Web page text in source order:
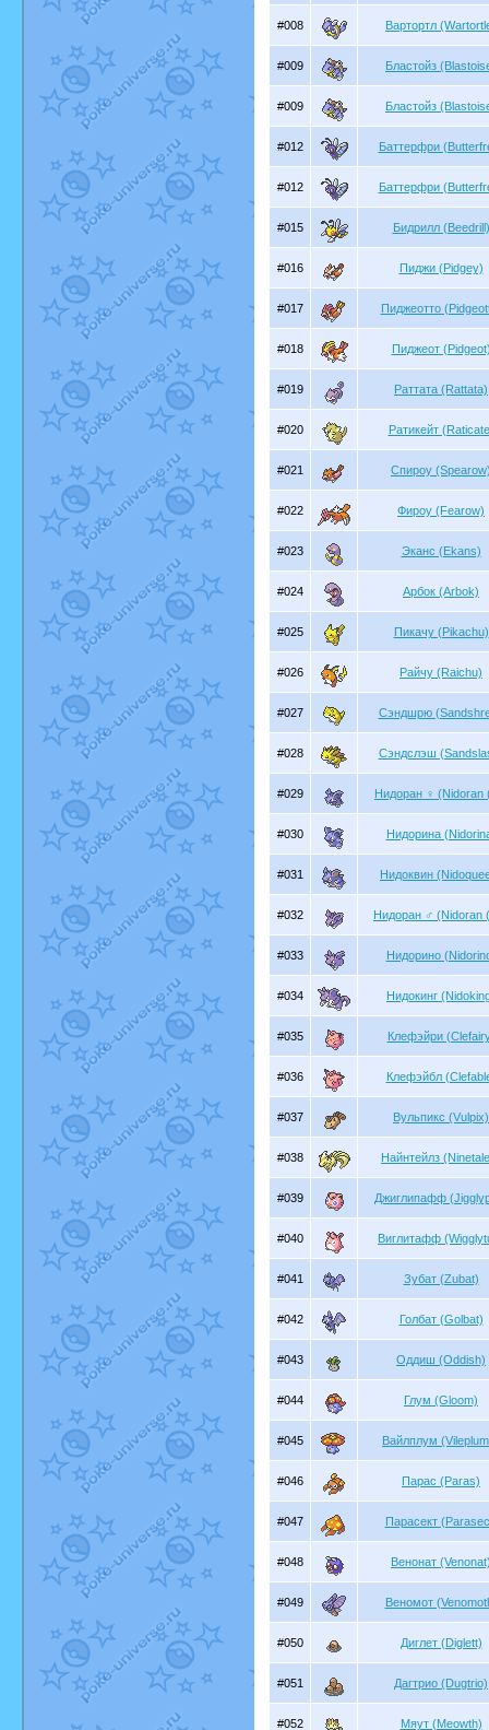
#008 Вартортл
#009 Бластойз
#009 Бластойз
#012 Баттерфри
#012 Баттерфри
#015 Бидрилл (Beedrill)
#016 Пиджи (Pidgey)
#017 Пиджеотто
#018 Пиджеот
#019 Раттата (Rattata)
#020 Ратикейт
#021 Спироу
#022 Фироу (Fearow)
#023 Эканс (Ekans)
#024 Арбок (Arbok)
#025 Пикачу (Pikachu)
#026 Райчу (Raichu)
#027 Сэндшрю
#028 Сэндслэш
#029 Нидоран ♀ (Nidoran
#030 Нидорина
#031 Нидоквин
#032 Нидоран ♂ (Nidoran
#033 Нидорино
#034 Нидокинг
#035 Клефэйри
#036 Клефэйбл
#037 Вульпикс (Vulpix)
#038 Найнтейлз
#039 Джиглипафф
#040 Виглитафф
#041 Зубат (Zubat)
#042 Голбат (Golbat)
#043 Оддиш (Oddish)
#044 Глум (Gloom)
#045 Вайлплум
#046 Парас (Paras)
#047 Парасект
#048 Венонат
#049 Веномот
#050 Диглет (Diglett)
#051 Дагтрио (Dugtrio)
#052 Мяут (Meowth)